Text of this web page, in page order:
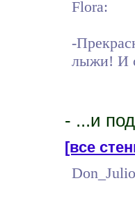
Flora:
-
лыжи! И
- ...и
[все